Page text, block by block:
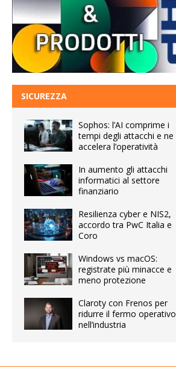
SICUREZZA
Sophos: l’AI comprime i
tempi degli attacchi e ne
accelera l’operatività
In aumento gli attacchi
informatici al settore
finanziario
Resilienza cyber e NIS2,
accordo tra PwC Italia e
Coro
Windows vs macOS:
registrate più minacce e
meno protezione
Claroty con Frenos per
ridurre il fermo operativo
nell’industria